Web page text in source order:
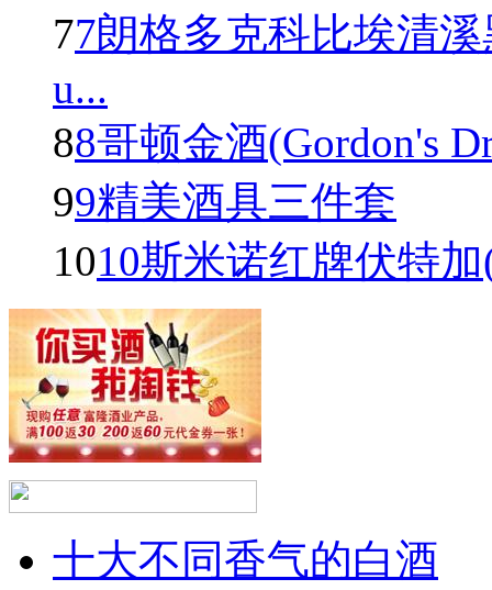
77朗格多克科比埃清
u...
88哥顿金酒(Gordon's
99精美酒具三件套
1010斯米诺红牌伏特
十大不同香气的白酒